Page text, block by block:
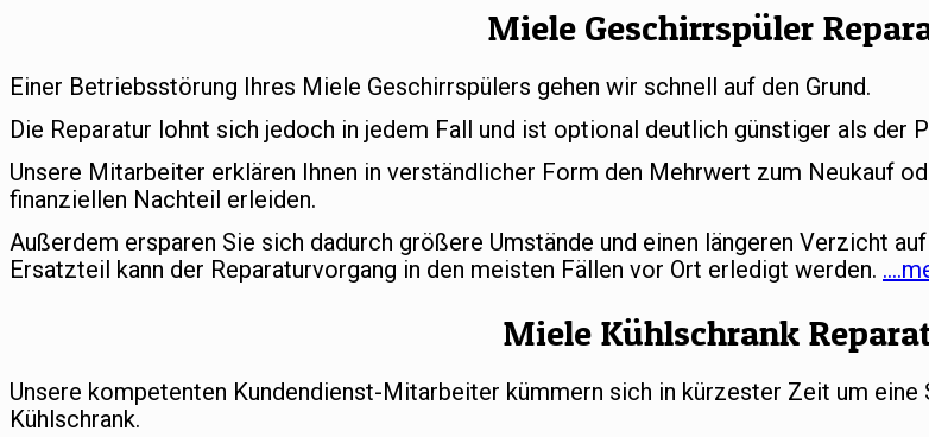
Miele Geschirrspüler
Einer Betriebsstörung Ihres Miele Geschirrspülers gehen wir schnell auf den Grund.
Die Reparatur lohnt sich jedoch in jedem Fall und ist optional deutlich günstiger als der
Unsere Mitarbeiter erklären Ihnen in verständlicher Form den Mehrwert zum Neukauf
finanziellen Nachteil erleiden.
Außerdem ersparen Sie sich dadurch größere Umstände und einen längeren Verzicht
Ersatzteil kann der Reparaturvorgang in den meisten Fällen vor Ort erledigt werden.
Miele Kühlschrank
Unsere kompetenten Kundendienst-Mitarbeiter kümmern sich in kürzester Zeit um
Kühlschrank.